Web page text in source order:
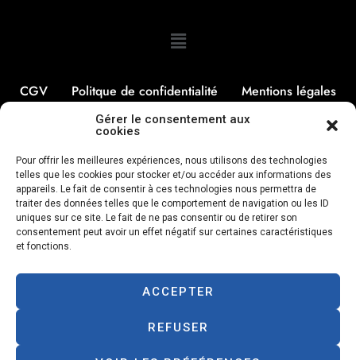
Gérer le consentement aux
cookies
Pour offrir les meilleures expériences, nous utilisons des technologies
telles que les cookies pour stocker et/ou accéder aux informations des
appareils. Le fait de consentir à ces technologies nous permettra de
traiter des données telles que le comportement de navigation ou les ID
uniques sur ce site. Le fait de ne pas consentir ou de retirer son
consentement peut avoir un effet négatif sur certaines caractéristiques
et fonctions.
ACCEPTER
REFUSER
CGV Politque de confidentialité
Mentions légales
Politique de cookies
Livraison à domicile
Paiements à la livraison
Designed with love bypetfood.re